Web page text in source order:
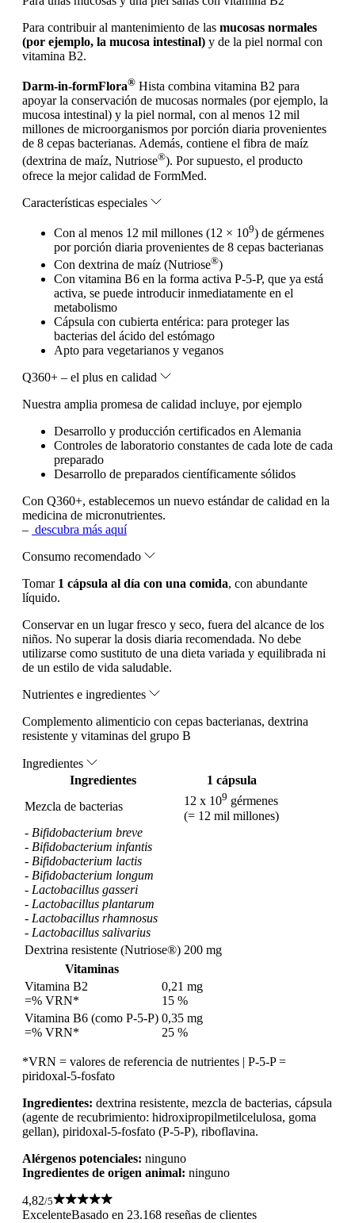
Para contribuir al mantenimiento de las mucosas normales
(por ejemplo, la mucosa intestinal) y de la piel normal con
vitamina B2.
Darm-in-formFlora® Hista combina vitamina B2 para
apoyar la conservación de mucosas normales (por ejemplo, la
mucosa intestinal) y la piel normal, con al menos 12 mil
millones de microorganismos por porción diaria provenientes
de 8 cepas bacterianas. Además, contiene el fibra de maíz
(dextrina de maíz, Nutriose®). Por supuesto, el producto
ofrece la mejor calidad de FormMed.
Características especiales
Con al menos 12 mil millones (12 × 109) de gérmenes
por porción diaria provenientes de 8 cepas bacterianas
Con dextrina de maíz (Nutriose®)
Con vitamina B6 en la forma activa P-5-P, que ya está
activa, se puede introducir inmediatamente en el
metabolismo
Cápsula con cubierta entérica: para proteger las
bacterias del ácido del estómago
Apto para vegetarianos y veganos
Q360+ – el plus en calidad
Nuestra amplia promesa de calidad incluye, por ejemplo
Desarrollo y producción certificados en Alemania
Controles de laboratorio constantes de cada lote de cada
preparado
Desarrollo de preparados científicamente sólidos
Con Q360+, establecemos un nuevo estándar de calidad en la
medicina de micronutrientes.
– descubra más aquí
Consumo recomendado
Tomar 1 cápsula al día con una comida, con abundante
líquido.
Conservar en un lugar fresco y seco, fuera del alcance de los
niños. No superar la dosis diaria recomendada. No debe
utilizarse como sustituto de una dieta variada y equilibrada ni
de un estilo de vida saludable.
Nutrientes e ingredientes
Complemento alimenticio con cepas bacterianas, dextrina
resistente y vitaminas del grupo B
Ingredientes
Ingredientes
1 cápsula
Mezcla de bacterias
12 x 109 gérmenes
(= 12 mil millones)
- Bifidobacterium breve
- Bifidobacterium infantis
- Bifidobacterium lactis
- Bifidobacterium longum
- Lactobacillus gasseri
- Lactobacillus plantarum
- Lactobacillus rhamnosus
- Lactobacillus salivarius
Dextrina resistente (Nutriose®) 200 mg
Vitaminas
Vitamina B2
=% VRN*
0,21 mg
15 %
Vitamina B6 (como P-5-P)
=% VRN*
0,35 mg
25 %
*VRN = valores de referencia de nutrientes | P-5-P =
piridoxal-5-fosfato
Ingredientes: dextrina resistente, mezcla de bacterias, cápsula
(agente de recubrimiento: hidroxipropilmetilcelulosa, goma
gellan), piridoxal-5-fosfato (P-5-P), riboflavina.
Alérgenos potenciales: ninguno
Ingredientes de origen animal: ninguno
4,82/5
ExcelenteBasado en 23.168 reseñas de clientes